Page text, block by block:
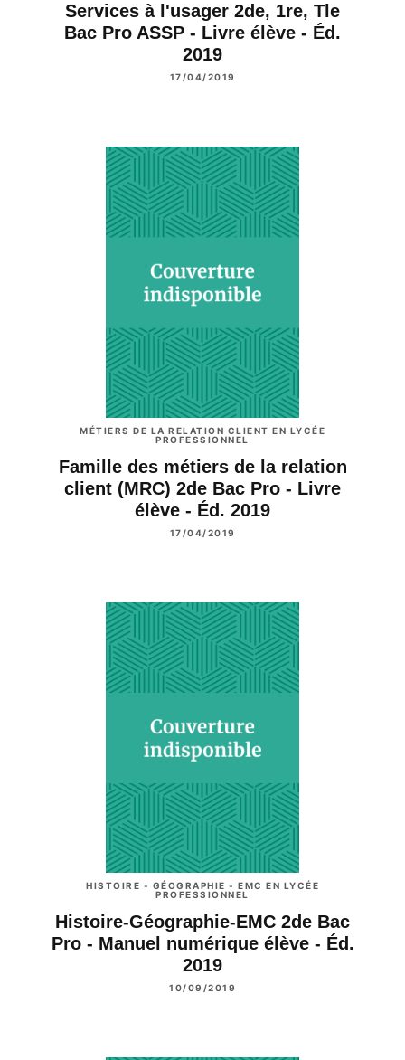
Services à l'usager 2de, 1re, Tle
Bac Pro ASSP - Livre élève - Éd.
2019
17/04/2019
MÉTIERS DE LA RELATION CLIENT EN LYCÉE
PROFESSIONNEL
Famille des métiers de la relation
client (MRC) 2de Bac Pro - Livre
élève - Éd. 2019
17/04/2019
HISTOIRE - GÉOGRAPHIE - EMC EN LYCÉE
PROFESSIONNEL
Histoire-Géographie-EMC 2de Bac
Pro - Manuel numérique élève - Éd.
2019
10/09/2019